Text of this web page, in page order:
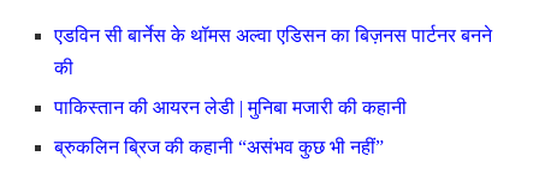
एडविन सी बार्नेस के थॉमस अल्वा एडिसन का बिज़नस पार्टनर बनने
की
पाकिस्तान की आयरन लेडी | मुनिबा मजारी की कहानी
ब्रुकलिन ब्रिज की कहानी “असंभव कुछ भी नहीं”